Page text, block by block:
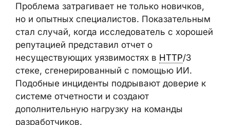
Проблема затрагивает не только новичков,
но и опытных специалистов. Показательным
стал случай, когда исследователь с хорошей
репутацией представил отчет о
несуществующих уязвимостях в HTTP/3
стеке, сгенерированный с помощью ИИ.
Подобные инциденты подрывают доверие к
системе отчетности и создают
дополнительную нагрузку на команды
разработчиков.